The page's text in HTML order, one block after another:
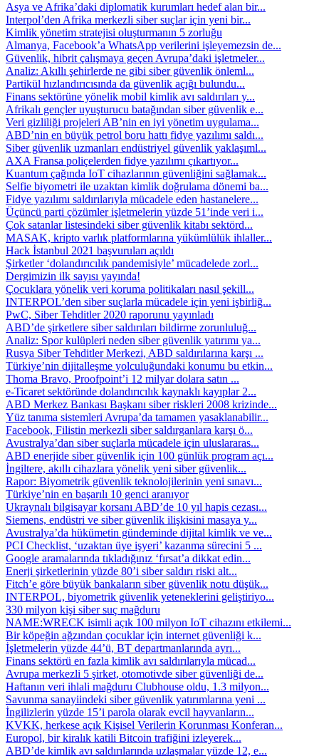
Asya ve Afrika’daki diplomatik kurumları hedef alan bir...
Interpol’den Afrika merkezli siber suçlar için yeni bir...
Kimlik yönetim stratejisi oluşturmanın 5 zorluğu
Almanya, Facebook’a WhatsApp verilerini işleyemezsin de...
Güvenlik, hibrit çalışmaya geçen Avrupa’daki işletmeler...
Analiz: Akıllı şehirlerde ne gibi siber güvenlik önleml...
Partikül hızlandırıcısında da güvenlik açığı bulundu...
Finans sektörüne yönelik mobil kimlik avı saldırıları y...
Afrikalı gençler uyuşturucu batağından siber güvenlik e...
Veri gizliliği projeleri AB’nin en iyi yönetim uygulama...
ABD’nin en büyük petrol boru hattı fidye yazılımı saldı...
Siber güvenlik uzmanları endüstriyel güvenlik yaklaşıml...
AXA Fransa poliçelerden fidye yazılımı çıkartıyor...
Kuantum çağında IoT cihazlarının güvenliğini sağlamak...
Selfie biyometri ile uzaktan kimlik doğrulama dönemi ba...
Fidye yazılımı saldırılarıyla mücadele eden hastanelere...
Üçüncü parti çözümler işletmelerin yüzde 51’inde veri i...
Çok satanlar listesindeki siber güvenlik kitabı sektörd...
MASAK, kripto varlık platformlarına yükümlülük ihlaller...
Hack İstanbul 2021 başvuruları açıldı
Şirketler ‘dolandırıcılık pandemisiyle’ mücadelede zorl...
Dergimizin ilk sayısı yayında!
Çocuklara yönelik veri koruma politikaları nasıl şekill...
INTERPOL’den siber suçlarla mücadele için yeni işbirliğ...
PwC, Siber Tehditler 2020 raporunu yayınladı
ABD’de şirketlere siber saldırıları bildirme zorunluluğ...
Analiz: Spor kulüpleri neden siber güvenlik yatırımı ya...
Rusya Siber Tehditler Merkezi, ABD saldırılarına karşı ...
Türkiye’nin dijitalleşme yolculuğundaki konumu bu etkin...
Thoma Bravo, Proofpoint’i 12 milyar dolara satın ...
e-Ticaret sektöründe dolandırıcılık kaynaklı kayıplar 2...
ABD Merkez Bankası Başkanı siber riskleri 2008 krizinde...
Yüz tanıma sistemleri Avrupa’da tamamen yasaklanabilir...
Facebook, Filistin merkezli siber saldırganlara karşı ö...
Avustralya’dan siber suçlarla mücadele için uluslararas...
ABD enerjide siber güvenlik için 100 günlük program açı...
İngiltere, akıllı cihazlara yönelik yeni siber güvenlik...
Rapor: Biyometrik güvenlik teknolojilerinin yeni sınavı...
Türkiye’nin en başarılı 10 genci aranıyor
Ukraynalı bilgisayar korsanı ABD’de 10 yıl hapis cezası...
Siemens, endüstri ve siber güvenlik ilişkisini masaya y...
Avustralya’da hükümetin gündeminde dijital kimlik ve ve...
PCI Checklist, ‘uzaktan üye işyeri’ kazanma sürecini 5 ...
Google aramalarında tıkladığınız ‘fırsat’a dikkat edin...
Enerji şirketlerinin yüzde 80’i siber saldırı riski alt...
Fitch’e göre büyük bankaların siber güvenlik notu düşük...
INTERPOL, biyometrik güvenlik yeteneklerini geliştiriyo...
330 milyon kişi siber suç mağduru
NAME:WRECK isimli açık 100 milyon IoT cihazını etkilemi...
Bir köpeğin ağzından çocuklar için internet güvenliği k...
İşletmelerin yüzde 44’ü, BT departmanlarında ayrı...
Finans sektörü en fazla kimlik avı saldırılarıyla mücad...
Avrupa merkezli 5 şirket, otomotivde siber güvenliği de...
Haftanın veri ihlali mağduru Clubhouse oldu, 1.3 milyon...
Savunma sanayiindeki siber güvenlik yatırımlarına yeni ...
İngilizlerin yüzde 15’i parola olarak evcil hayvanların...
KVKK, herkese açık Kişisel Verilerin Korunması Konferan...
Europol, bir kiralık katili Bitcoin trafiğini izleyerek...
ABD’de kimlik avı saldırılarında uzlaşmalar yüzde 12, e...